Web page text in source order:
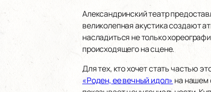
Александринский театр
великолепная акустика создают
насладиться не только
происходящего на сцене.
Для тех, кто хочет стать частью
«Роден, ее вечный идол» на нашем